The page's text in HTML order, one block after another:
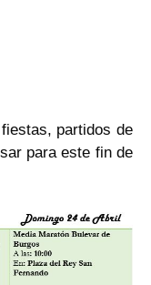
partidos de
para este fin de